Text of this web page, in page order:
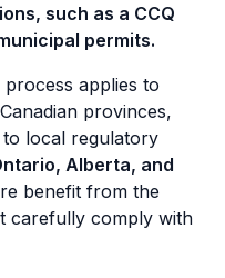
such as a CCQ
permits.
applies to
provinces,
local regulatory
Alberta, and
benefit from the
carefully comply with